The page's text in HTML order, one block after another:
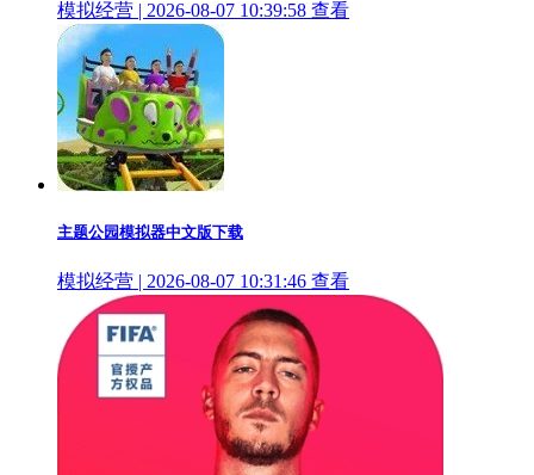
模拟经营 | 2026-08-07 10:39:58 查看
主题公园模拟器中文版下载
模拟经营 | 2026-08-07 10:31:46 查看